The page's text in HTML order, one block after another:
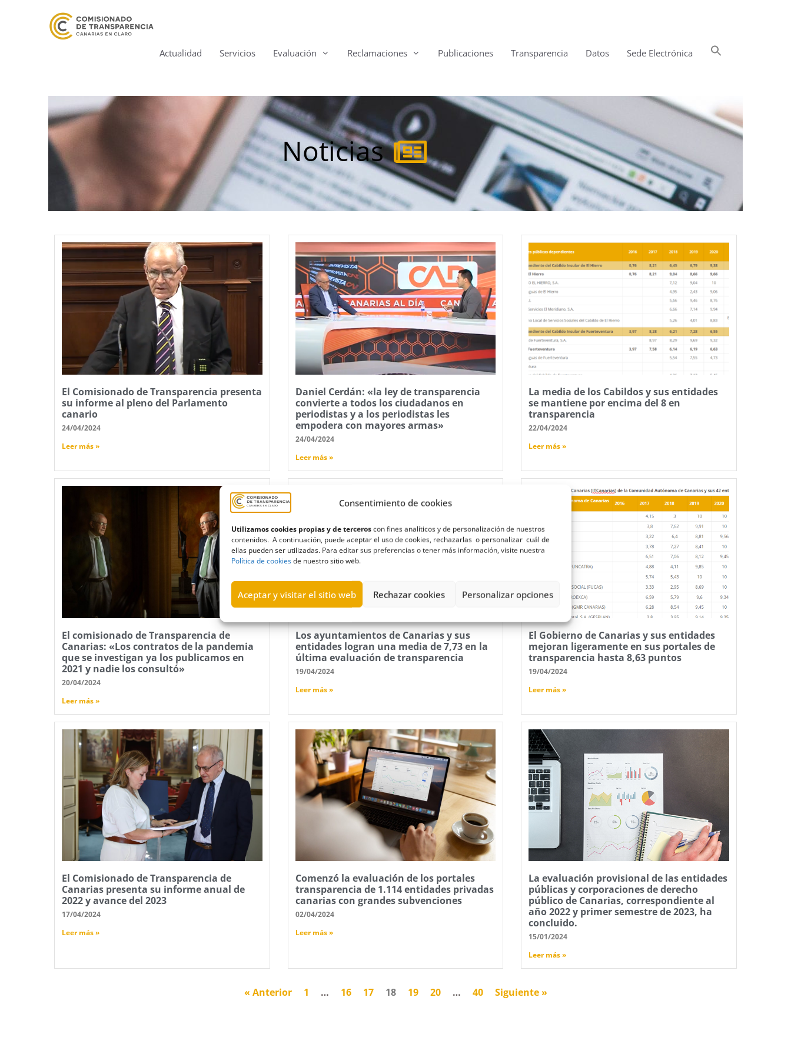
Consentimiento de cookies
Utilizamos cookies propias y de terceroscon fines analíticos y de personalización de nuestros
contenidos. A continuación, puede aceptar el uso de cookies, rechazarlas o personalizar cuál de
ellas pueden ser utilizadas. Para editar sus preferencias o tener más información, visite nuestra
Política de cookiesde nuestro sitio web.
Aceptar y visitar el sitio web Rechazar cookies Personalizar opciones
Actualidad Servicios Evaluación Reclamaciones Publicaciones Transparencia Datos Sede Electrónica
Noticias
El Comisionado de Transparencia presenta
su informe al pleno del Parlamento
canario
24/04/2024
Leer más »
Daniel Cerdán: «la ley de transparencia
convierte a todos los ciudadanos en
periodistas y a los periodistas les
empodera con mayores armas»
24/04/2024
Leer más »
La media de los Cabildos y sus entidades
se mantiene por encima del 8 en
transparencia
22/04/2024
Leer más »
El comisionado de Transparencia de
Canarias: «Los contratos de la pandemia
que se investigan ya los publicamos en
2021 y nadie los consultó»
20/04/2024
Leer más »
Los ayuntamientos de Canarias y sus
entidades logran una media de 7,73 en la
última evaluación de transparencia
19/04/2024
Leer más »
El Gobierno de Canarias y sus entidades
mejoran ligeramente en sus portales de
transparencia hasta 8,63 puntos
19/04/2024
Leer más »
El Comisionado de Transparencia de
Canarias presenta su informe anual de
2022 y avance del 2023
17/04/2024
Leer más »
Comenzó la evaluación de los portales
transparencia de 1.114 entidades privadas
canarias con grandes subvenciones
02/04/2024
Leer más »
La evaluación provisional de las entidades
públicas y corporaciones de derecho
público de Canarias, correspondiente al
año 2022 y primer semestre de 2023, ha
concluido.
15/01/2024
Leer más »
« Anterior 1 … 16 17 18 19 20 … 40 Siguiente »